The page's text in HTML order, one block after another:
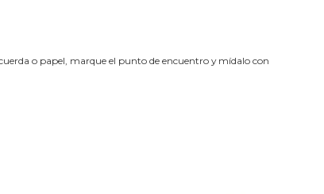
o papel, marque el punto de encuentro y mídalo con